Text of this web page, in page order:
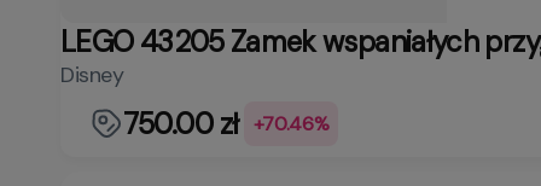
LEGO 43205 Zamek wspaniałych
Disney
750.00 zł +70.46%